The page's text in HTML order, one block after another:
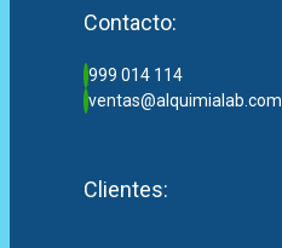
Contacto:
999 014 114
ventas@alquimialab.com
Clientes: